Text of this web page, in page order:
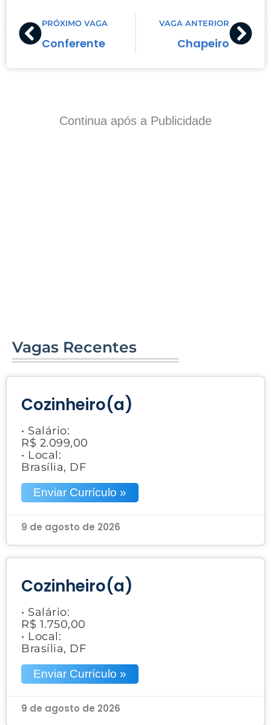
Prev
PRÓXIMO VAGA
Conferente
VAGA ANTERIOR
Chapeiro
Continua após a Publicidade
Vagas Recentes
Cozinheiro(a)
• Salário:
R$ 2.099,00
• Local:
Brasília, DF
Enviar Currículo »
9 de agosto de 2026
Cozinheiro(a)
• Salário:
R$ 1.750,00
• Local:
Brasília, DF
Enviar Currículo »
9 de agosto de 2026